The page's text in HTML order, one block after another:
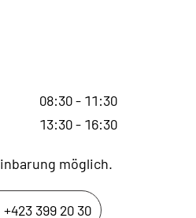
08:30 - 11:30
13:30 - 16:30
möglich.
+423 399 20 30